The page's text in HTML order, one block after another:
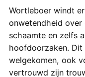
Wortleboer windt
onwetendheid over
schaamte en zelfs
hoofdoorzaken.
welgekomen, ook
vertrouwd zijn